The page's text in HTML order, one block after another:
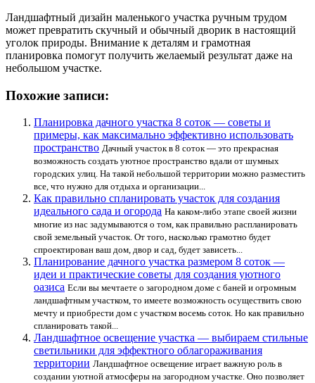
Ландшафтный дизайн маленького участка ручным трудом
может превратить скучный и обычный дворик в настоящий
уголок природы. Внимание к деталям и грамотная
планировка помогут получить желаемый результат даже на
небольшом участке.
Похожие записи:
Планировка дачного участка 8 соток — советы и
примеры, как максимально эффективно использовать
пространство Дачный участок в 8 соток — это прекрасная
возможность создать уютное пространство вдали от шумных
городских улиц. На такой небольшой территории можно разместить
все, что нужно для отдыха и организации...
Как правильно спланировать участок для создания
идеального сада и огорода На каком-либо этапе своей жизни
многие из нас задумываются о том, как правильно распланировать
свой земельный участок. От того, насколько грамотно будет
спроектирован ваш дом, двор и сад, будет зависеть...
Планирование дачного участка размером 8 соток —
идеи и практические советы для создания уютного
оазиса Если вы мечтаете о загородном доме с баней и огромным
ландшафтным участком, то имеете возможность осуществить свою
мечту и приобрести дом с участком восемь соток. Но как правильно
спланировать такой...
Ландшафтное освещение участка — выбираем стильные
светильники для эффектного облагораживания
территории Ландшафтное освещение играет важную роль в
создании уютной атмосферы на загородном участке. Оно позволяет